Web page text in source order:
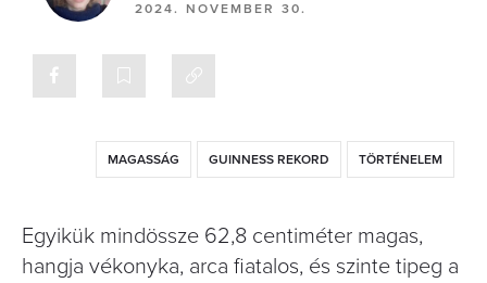
2024. NOVEMBER 30.
MAGASSÁG GUINNESS REKORD TÖRTÉNELEM
Egyikük mindössze 62,8 centiméter magas,
hangja vékonyka, arca fiatalos, és szinte tipeg a